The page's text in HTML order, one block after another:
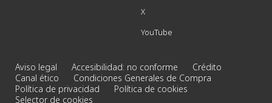
X
YouTube
Aviso legal Accesibilidad: no conforme
Crédito
Canal ético
Condiciones Generales de Compra
Política de privacidad
Política de cookies
Selector de cookies